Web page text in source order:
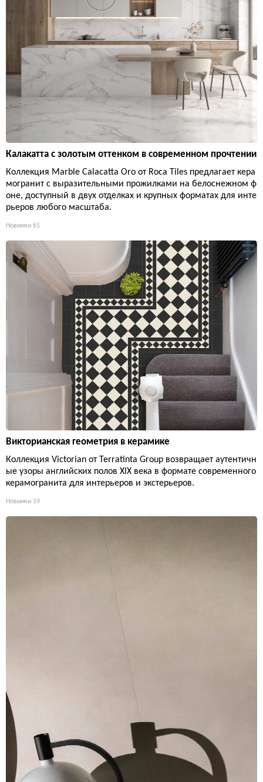
Калакатта с золотым оттенком в современном прочтении
Коллекция Marble Calacatta Oro от Roca Tiles предлагает кера
могранит с выразительными прожилками на белоснежном ф
оне, доступный в двух отделках и крупных форматах для инте
рьеров любого масштаба.
Новинки 65
Викторианская геометрия в керамике
Коллекция Victorian от Terratinta Group возвращает аутентичн
ые узоры английских полов XIX века в формате современного
керамогранита для интерьеров и экстерьеров.
Новинки 59